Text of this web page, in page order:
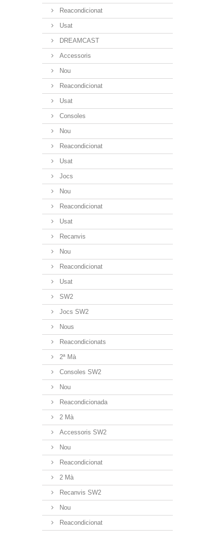
Reacondicionat
Usat
DREAMCAST
Accessoris
Nou
Reacondicionat
Usat
Consoles
Nou
Reacondicionat
Usat
Jocs
Nou
Reacondicionat
Usat
Recanvis
Nou
Reacondicionat
Usat
SW2
Jocs SW2
Nous
Reacondicionats
2ª Mà
Consoles SW2
Nou
Reacondicionada
2 Mà
Accessoris SW2
Nou
Reacondicionat
2 Mà
Recanvis SW2
Nou
Reacondicionat